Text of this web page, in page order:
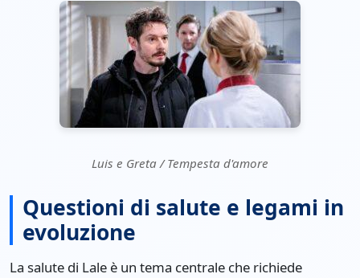
Luis e Greta / Tempesta d'amore
Questioni di salute e legami in
evoluzione
La salute di Lale è un tema centrale che richiede